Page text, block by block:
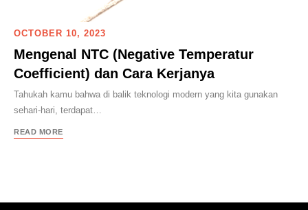
OCTOBER 10, 2023
Mengenal NTC (Negative Temperatur
Coefficient) dan Cara Kerjanya
Tahukah kamu bahwa di balik teknologi modern yang kita gunakan
sehari-hari, terdapat…
READ MORE